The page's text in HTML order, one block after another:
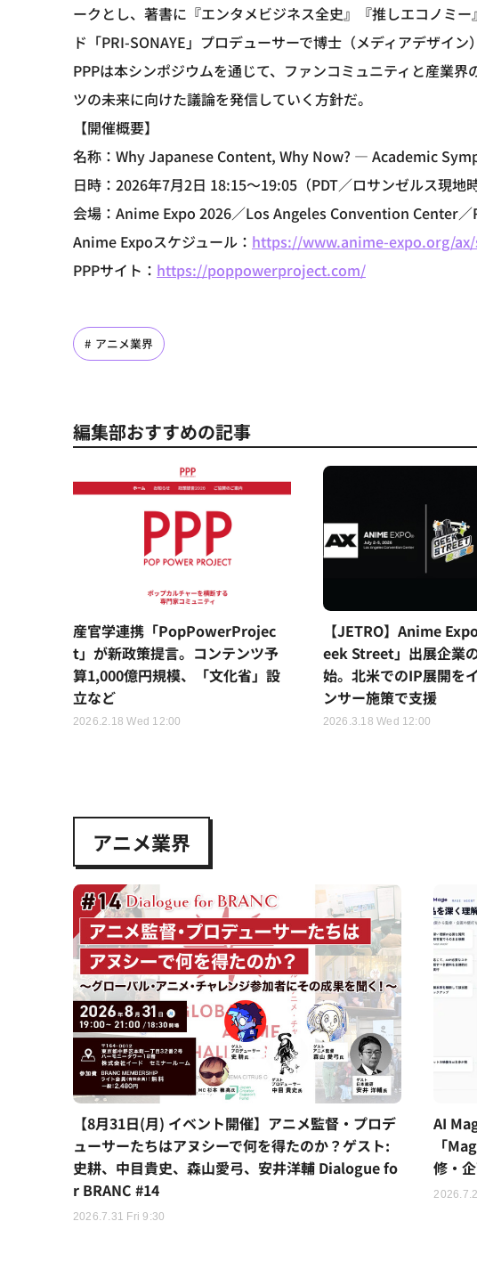
ークとし、著書に『エンタメビジネス全史』『推しエコノミ
ド「PRI-SONAYE」プロデューサーで博士（メディアデザイン
PPPは本シンポジウムを通じて、ファンコミュニティと産業
ツの未来に向けた議論を発信していく方針だ。
【開催概要】
名称：Why Japanese Content, Why Now? — Academic
日時：2026年7月2日 18:15～19:05（PDT／ロサンゼルス現地時
会場：Anime Expo 2026／Los Angeles Convention Center
Anime Expoスケジュール： https://www.anime-expo.org/
PPPサイト： https://poppowerproject.com/
アニメ業界
編集部おすすめの記事
産官学連携「PopPowerProjec
t」が新政策提言。コンテンツ予
算1,000億円規模、「文化省」設
立など
2026.2.18 Wed 12:00
【JETRO】Anime
eek Street」出展企業
始。北米でのIP展開を
ンサー施策で支援
2026.3.18 Wed 12:00
アニメ業界
【8月31日(月) イベント開催】アニメ監督・プロデ
ューサーたちはアヌシーで何を得たのか？ゲスト:
史耕、中目貴史、森山愛弓、安井洋輔 Dialogue fo
r BRANC #14
2026.7.31 Fri 9:30
AI
「
修・